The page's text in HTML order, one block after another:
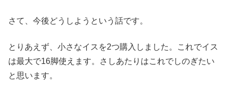
さて、今後どうしようという話です。
とりあえず、小さなイスを2つ購入しました。これでイス
は最大で16脚使えます。さしあたりはこれでしのぎたい
と思います。